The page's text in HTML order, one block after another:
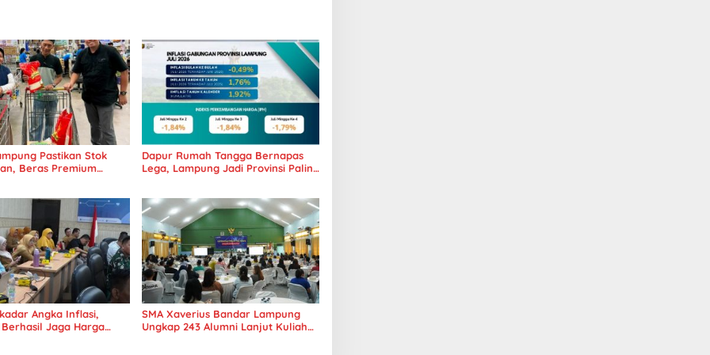
Pastikan Stok
Beras Premium
Dapur Rumah Tangga Bernapas
Lega, Lampung Jadi Provinsi Paling
Angka Inflasi,
Jaga Harga
SMA Xaverius Bandar Lampung
Ungkap 243 Alumni Lanjut Kuliah